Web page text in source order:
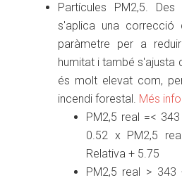
Partícules PM2,5.
s'aplica una correcció
paràmetre per a
humitat i també s'ajusta
és molt elevat com,
incendi forestal. Més
PM2,5 real =<
0.52 x PM2,5
Relativa + 5.75
PM2,5 real > 343